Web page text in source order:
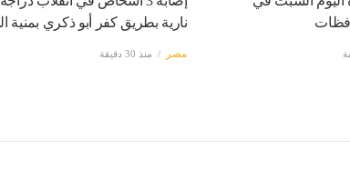
مصر منذ 30 دقيقة